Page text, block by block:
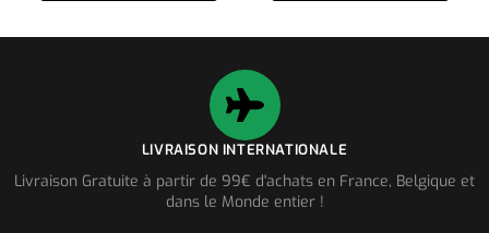
LIVRAISON INTERNATIONALE
Livraison Gratuite à partir de 99€ d'achats en France, Belgique et
dans le Monde entier !